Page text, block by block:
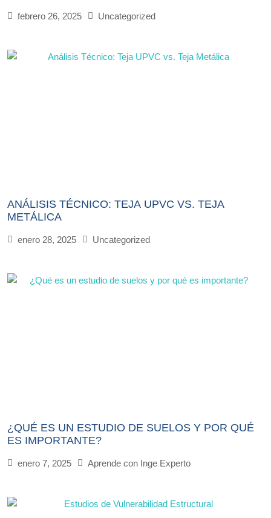
febrero 26, 2025 Uncategorized
ANÁLISIS TÉCNICO: TEJA UPVC VS. TEJA
METÁLICA
enero 28, 2025 Uncategorized
¿QUÉ ES UN ESTUDIO DE SUELOS Y POR QUÉ
ES IMPORTANTE?
enero 7, 2025 Aprende con Inge Experto